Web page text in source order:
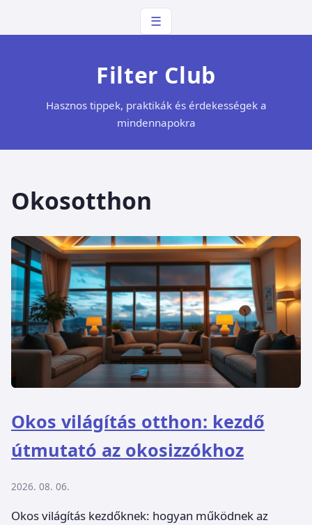
☰
Filter Club
Hasznos tippek, praktikák és érdekességek a
mindennapokra
Okosotthon
Okos világítás otthon: kezdő
útmutató az okosizzókhoz
2026. 08. 06.
Okos világítás kezdőknek: hogyan működnek az